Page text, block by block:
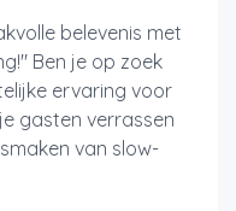
belevenis met
Ben je op zoek
ervaring voor
gasten verrassen
van slow-